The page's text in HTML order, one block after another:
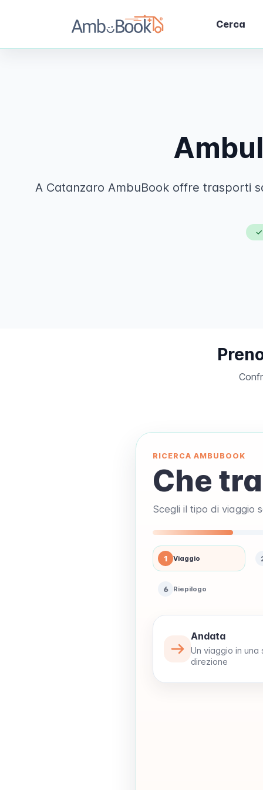
Cerca
A Catanzaro AmbuBook offre trasporti
✓
RICERCA AMBUBOOK
Che
Scegli il tipo di viaggio
1 Viaggio
6 Riepilogo
Andata
Un viaggio in una
direzione